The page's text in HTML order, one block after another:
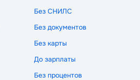
Без СНИЛС
Без документов
Без карты
До зарплаты
Без процентов